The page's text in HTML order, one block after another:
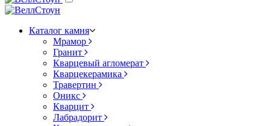
Каталог камня
Мрамор
Гранит
Кварцевый агломерат
Кварцекерамика
Травертин
Оникс
Кварцит
Лабрадорит